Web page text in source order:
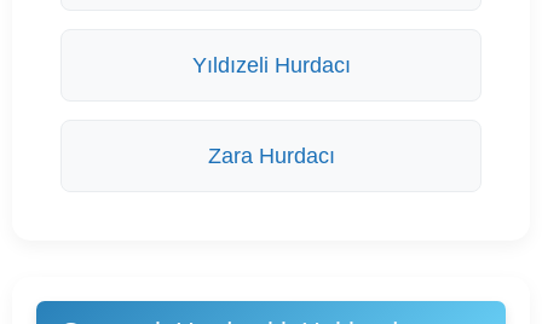
Yıldızeli Hurdacı
Zara Hurdacı